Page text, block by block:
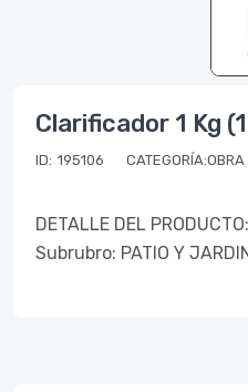
Clarificador 1 Kg
ID: 195106 CATEGORÍA:OBRA
DETALLE DEL
Subrubro: PATIO Y